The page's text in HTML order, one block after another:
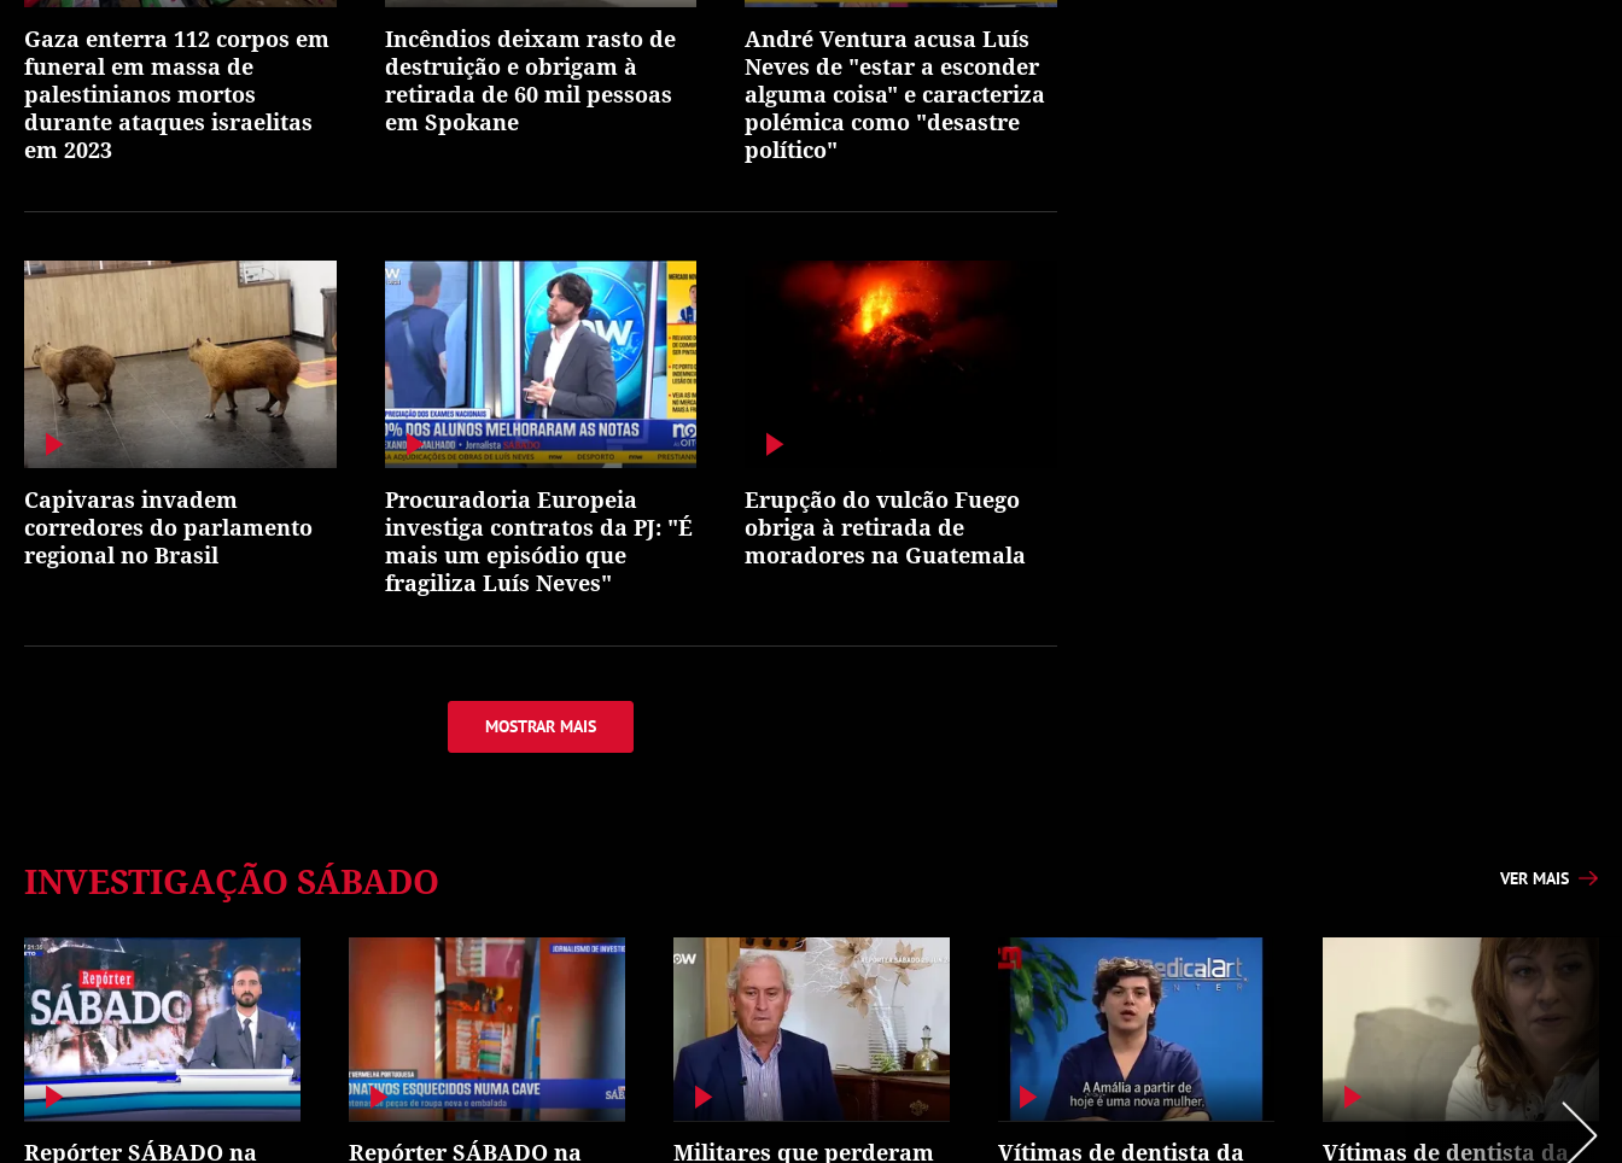
Gaza enterra 112 corpos em
funeral em massa de
palestinianos mortos
durante ataques israelitas
em 2023
Incêndios deixam rasto de
destruição e obrigam à
retirada de 60 mil pessoas
em Spokane
André Ventura acusa Luís
Neves de "estar a esconder
alguma coisa" e caracteriza
polémica como "desastre
político"
Capivaras invadem
corredores do parlamento
regional no Brasil
Procuradoria Europeia
investiga contratos da PJ: "É
mais um episódio que
fragiliza Luís Neves"
Erupção do vulcão Fuego
obriga à retirada de
moradores na Guatemala
MOSTRAR MAIS
INVESTIGAÇÃO SÁBADO VER MAIS
Repórter SÁBADO na Repórter SÁBADO na Militares que perderam Vítimas de dentista da Vítimas de dentista da